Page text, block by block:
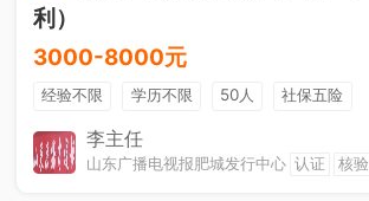
利）
3000-8000元
经验不限 学历不限 50人
社保五险
节日福利
销售奖金
李主任
山东广播电视报肥城发行中心 认证 核验